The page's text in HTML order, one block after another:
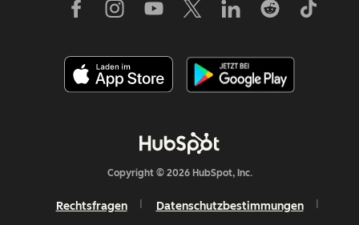
Copyright © 2026 HubSpot, Inc.
Rechtsfragen Datenschutzbestimmungen